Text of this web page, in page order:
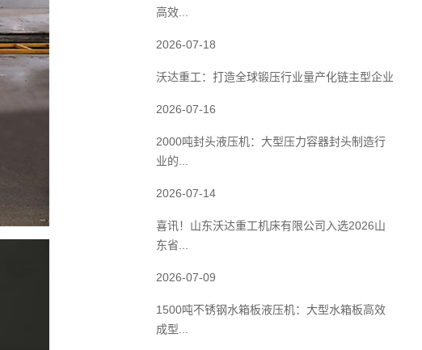
高效...
2026-07-18
沃达重工：打造全球锻压行业量产化链主型企业
2026-07-16
2000吨封头液压机：大型压力容器封头制造行
业的...
2026-07-14
喜讯！山东沃达重工机床有限公司入选2026山
东省...
2026-07-09
1500吨不锈钢水箱板液压机：大型水箱板高效
成型...